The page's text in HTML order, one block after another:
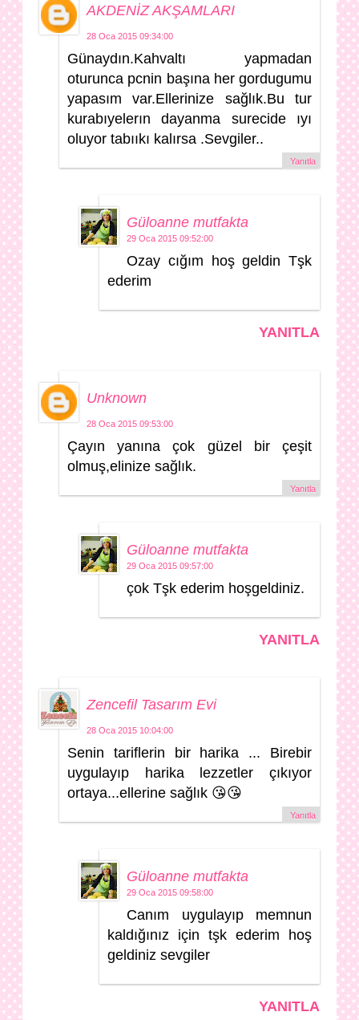
AKDENİZ AKŞAMLARI
28 Oca 2015 09:34:00
Günaydın.Kahvaltı yapmadan
oturunca pcnin başına her gordugumu
yapasım var.Ellerinize sağlık.Bu tur
kurabıyelerın dayanma surecide ıyı
oluyor tabııkı kalırsa .Sevgiler..
Yanıtla
Güloanne mutfakta
29 Oca 2015 09:52:00
Ozay cığım hoş geldin Tşk
ederim
YANITLA
Unknown
28 Oca 2015 09:53:00
Çayın yanına çok güzel bir çeşit
olmuş,elinize sağlık.
Yanıtla
Güloanne mutfakta
29 Oca 2015 09:57:00
çok Tşk ederim hoşgeldiniz.
YANITLA
Zencefil Tasarım Evi
28 Oca 2015 10:04:00
Senin tariflerin bir harika ... Birebir
uygulayıp harika lezzetler çıkıyor
ortaya...ellerine sağlık 😘😘
Yanıtla
Güloanne mutfakta
29 Oca 2015 09:58:00
Canım uygulayıp memnun
kaldığınız için tşk ederim hoş
geldiniz sevgiler
YANITLA